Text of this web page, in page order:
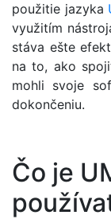
použitie jazyka
využitím
stáva ešte
na to, ako
mohli svoje
dokončeniu.
Čo je